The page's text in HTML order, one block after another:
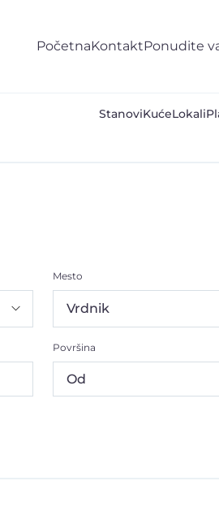
PočetnaKontaktPonudite
StanoviKućeLokali
Mesto
Površina